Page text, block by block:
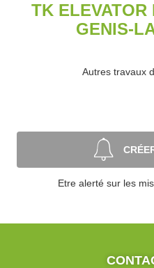
TK ELEVATOR
GENIS-
Autres travaux
Etre alerté sur les